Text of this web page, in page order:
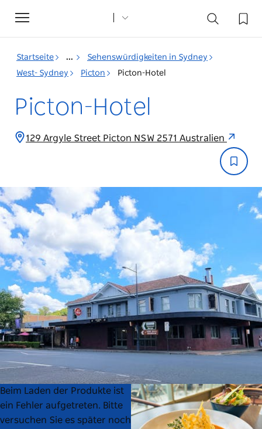
Toggle
navigation
Startseite ...
Sehenswürdigkeiten in Sydney
West- Sydney
Picton Picton-Hotel
Picton-Hotel
129 Argyle Street Picton NSW 2571 Australien
Product
List
Product
List
Beim Laden der Produkte ist
ein Fehler aufgetreten. Bitte
versuchen Sie es später noch